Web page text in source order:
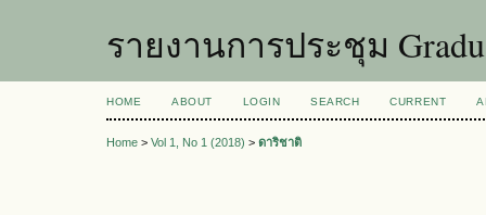
รายงานการประชุม
HOME ABOUT LOGIN SEARCH CURRENT
Home > Vol 1, No 1 (2018) > ดาริชาติ